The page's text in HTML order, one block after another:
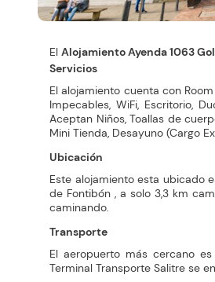
El Alojamiento Ayenda 1063
Servicios
El alojamiento cuenta con
Impecables, WiFi, Escritorio,
Aceptan Niños, Toallas de
Mini Tienda, Desayuno (Cargo
Ubicación
Este alojamiento esta ubicado
de Fontibón , a solo 3,3 km
caminando.
Transporte
El aeropuerto más cercano
Terminal Transporte Salitre se